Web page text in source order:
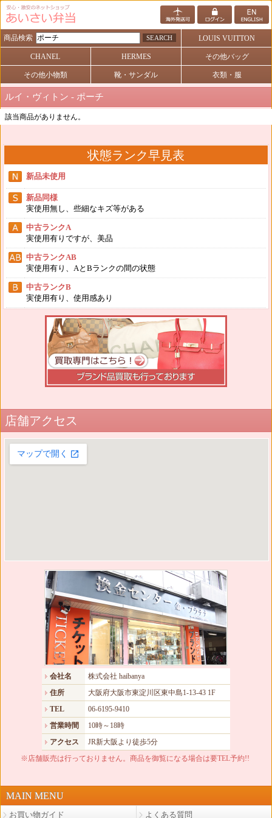
商品検索 SEARCH LOUIS VUITTON
CHANEL HERMES その他バッグ
その他小物類 靴・サンダル 衣類・服
ルイ・ヴィトン - ポーチ
該当商品がありません。
状態ランク早見表
新品未使用
新品同様
実使用無し、些細なキズ等がある
中古ランクA
実使用有りですが、美品
中古ランクAB
実使用有り、AとBランクの間の状態
中古ランクB
実使用有り、使用感あり
店舗アクセス
会社名
株式会社 haibanya
住所
大阪府大阪市東淀川区東中島1-13-43 1F
TEL
06-6195-9410
営業時間
10時～18時
アクセス
JR新大阪より徒歩5分
※店舗販売は行っておりません。商品を御覧になる場合は要TEL予約!!
MAIN MENU
お買い物ガイド よくある質問